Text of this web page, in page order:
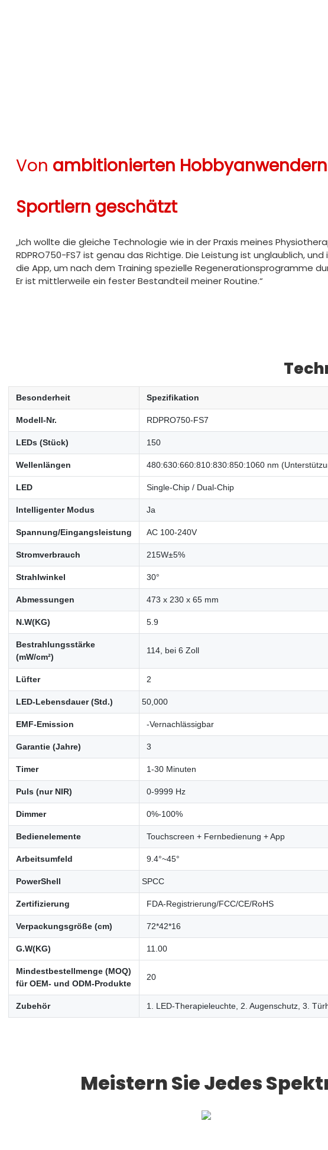
Von ambitionierten
Sportlern geschätzt
„Ich wollte die gleiche Technologie wie in der Praxis meines
RDPRO750-FS7 ist genau das Richtige. Die Leistung ist unglaublich,
die App, um nach dem Training spezielle Regenerationsprogramme
Er ist mittlerweile ein fester Bestandteil meiner Routine.“
Besonderheit Spezifikation
Modell-Nr. RDPRO750-FS7
LEDs (Stück) 150
Wellenlängen 480:630:660:810:830:850:1060 nm
LED Single-Chip / Dual-Chip
Intelligenter Modus Ja
Spannung/Eingangsleistung AC 100-240V
Stromverbrauch 215W±5%
Strahlwinkel 30°
Abmessungen 473 x 230 x 65 mm
N.W(KG) 5.9
Bestrahlungsstärke
(mW/cm²)
114, bei 6 Zoll
Lüfter 2
LED-Lebensdauer (Std.) 50,000
EMF-Emission -Vernachlässigbar
Garantie (Jahre) 3
Timer 1-30 Minuten
Puls (nur NIR) 0-9999 Hz
Dimmer 0%-100%
Bedienelemente Touchscreen + Fernbedienung + App
Arbeitsumfeld 9.4°~45°
PowerShell SPCC
Zertifizierung FDA-Registrierung/FCC/CE/RoHS
Verpackungsgröße (cm) 72*42*16
G.W(KG) 11.00
Mindestbestellmenge (MOQ)
für OEM- und ODM-Produkte
20
Zubehör 1. LED-Therapieleuchte, 2. Augenschutz, 3.
Meistern Sie Jedes